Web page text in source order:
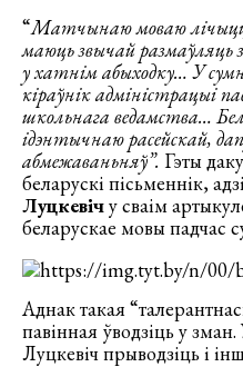
“Матчынаю моваю
маюць звычай размаўляць
у хатнім абыходку… У
кіраўнік адміністрацыі
школьнага ведамства…
ідэнтычнаю расейскай,
абмежаваньняў”. Гэты
беларускі пісьменнік,
Луцкевічу сваім
беларускае мовы падчас
Аднак такая
павінная ўводзіць у
Луцкевіч прыводзіць і